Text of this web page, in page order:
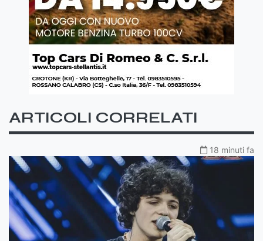
ARTICOLI CORRELATI
18 minuti fa